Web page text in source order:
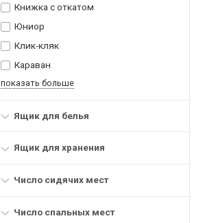
Книжка с откатом
Юниор
Клик-кляк
Караван
показать больше
Ящик для белья
Ящик для хранения
Число сидячих мест
Число спальных мест